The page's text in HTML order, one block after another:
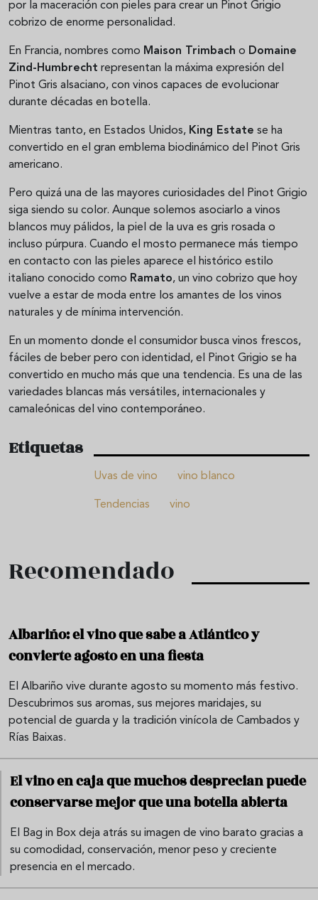
por la maceración con pieles para crear un Pinot Grigio
cobrizo de enorme personalidad.
En Francia, nombres como Maison Trimbach o Domaine
Zind-Humbrecht representan la máxima expresión del
Pinot Gris alsaciano, con vinos capaces de evolucionar
durante décadas en botella.
Mientras tanto, en Estados Unidos, King Estate se ha
convertido en el gran emblema biodinámico del Pinot Gris
americano.
Pero quizá una de las mayores curiosidades del Pinot Grigio
siga siendo su color. Aunque solemos asociarlo a vinos
blancos muy pálidos, la piel de la uva es gris rosada o
incluso púrpura. Cuando el mosto permanece más tiempo
en contacto con las pieles aparece el histórico estilo
italiano conocido como Ramato, un vino cobrizo que hoy
vuelve a estar de moda entre los amantes de los vinos
naturales y de mínima intervención.
En un momento donde el consumidor busca vinos frescos,
fáciles de beber pero con identidad, el Pinot Grigio se ha
convertido en mucho más que una tendencia. Es una de las
variedades blancas más versátiles, internacionales y
camaleónicas del vino contemporáneo.
Etiquetas
Uvas de vino vino blanco
Tendencias vino
Recomendado
Albariño: el vino que sabe a Atlántico y
convierte agosto en una fiesta
El Albariño vive durante agosto su momento más festivo.
Descubrimos sus aromas, sus mejores maridajes, su
potencial de guarda y la tradición vinícola de Cambados y
Rías Baixas.
El vino en caja que muchos desprecian puede
conservarse mejor que una botella abierta
El Bag in Box deja atrás su imagen de vino barato gracias a
su comodidad, conservación, menor peso y creciente
presencia en el mercado.